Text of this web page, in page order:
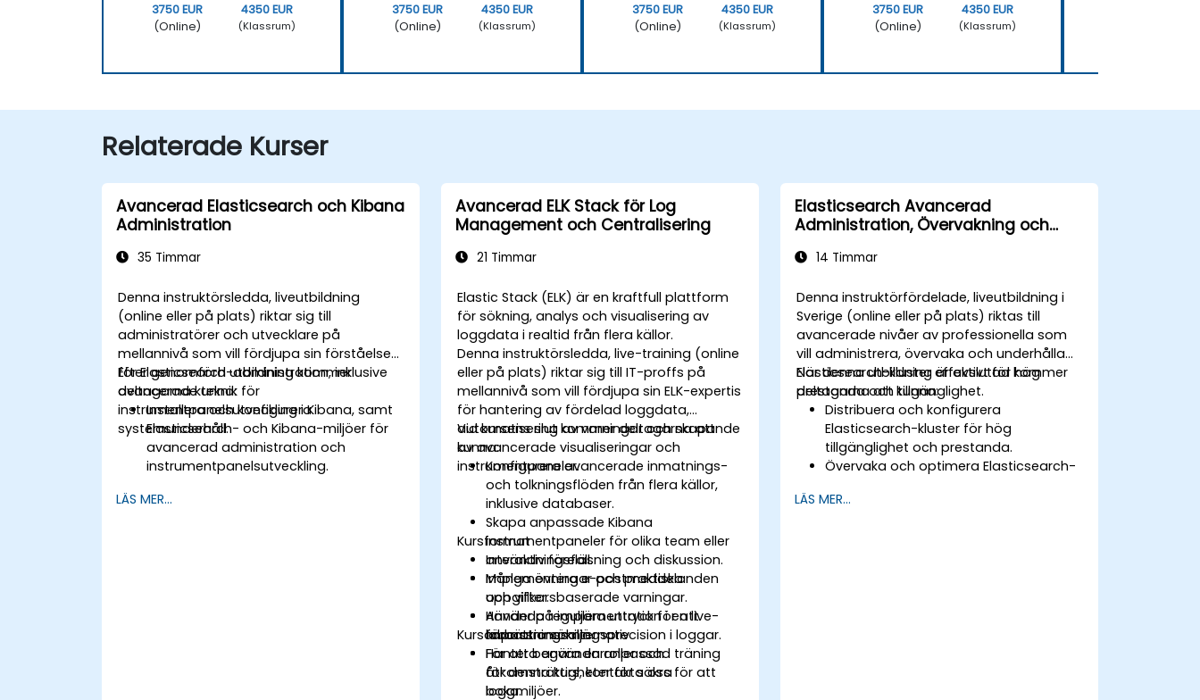
3750 EUR
(Online)
4350 EUR
(Klassrum)
3750 EUR
(Online)
4350 EUR
(Klassrum)
3750 EUR
(Online)
4350 EUR
(Klassrum)
3750 EUR
(Online)
4350 EUR
(Klassrum)
Relaterade Kurser
Avancerad Elasticsearch och Kibana
Administration
35 Timmar
Denna instruktörsledda, liveutbildning
(online eller på plats) riktar sig till
administratörer och utvecklare på
mellannivå som vill fördjupa sin förståelse
för Elasticsearch-administration, inklusive
avancerade teknik för
instrumentpanelsutveckling i Kibana, samt
systemunderhåll.
Efter genomförd utbildning kommer
deltagarna kunna:
Installera och konfigurera
Elasticsearch- och Kibana-miljöer för
avancerad administration och
instrumentpanelsutveckling.
indices, mappningar och
LÄS MER...
Avancerad ELK Stack för Log
Management och Centralisering
21 Timmar
Elastic Stack (ELK) är en kraftfull plattform
för sökning, analys och visualisering av
loggdata i realtid från flera källor.
Denna instruktörsledda, live-training (online
eller på plats) riktar sig till IT-proffs på
mellannivå som vill fördjupa sin ELK-expertis
för hantering av fördelad loggdata,
automatisering av varningar och skapande
av avancerade visualiseringar och
instrumentpaneler.
Vid kursens slut kommer deltagarna att
kunna:
Konfigurera avancerade inmatnings-
och tolkningsflöden från flera källor,
inklusive databaser.
Skapa anpassade Kibana
instrumentpaneler för olika team eller
användningsfall.
Implementera e-postmeddelanden
och villkorsbaserade varningar.
Använda reguljära uttryck för att
förbättra sökningsprecision i loggar.
Hantera användarroller och
åtkomsträttigheter för säkra
loggmiljöer.
Kursformat
Interaktiv föreläsning och diskussion.
Många övningar och praktiska
uppgifter.
Händer på implementation i en live-
laborationsmiljö.
Kursanpassningsalternativ
För att begära en anpassad träning
för denna kurs, kontakta oss för att
boka.
Elasticsearch Avancerad
Administration, Övervakning och
14 Timmar
Denna instruktörfördelade, liveutbildning i
Sverige (online eller på plats) riktas till
avancerade nivåer av professionella som
vill administrera, övervaka och underhålla
Elasticsearch-kluster effektivt för hög
prestanda och tillgänglighet.
När denna utbildning är avslutad kommer
deltagarna att kunna:
Distribuera och konfigurera
Elasticsearch-kluster för hög
tillgänglighet och prestanda.
Övervaka och optimera Elasticsearch-
Koppla samman med Kibana och
LÄS MER...